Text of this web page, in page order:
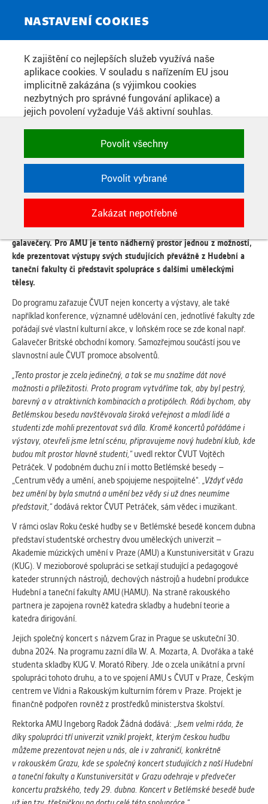
NASTAVENÍ COOKIES
K zajištění co nejlepších služeb využívá naše
aplikace cookies. V souladu s nařízením EU jsou
implicitně zakázána (s výjimkou cookies
nezbytných pro správné fungování aplikace) a
jejich povolení vyžaduje Váš aktivní souhlas.
zakázat, případně vybrat a povolit cookies podle
kategorie. Svoje rozhodnutí můžete samozřejmě
kdykoli změnit.
POTŘEBNÉ
Technické cookies využívané aplikacemi
ČVUT pro uchování jejich nastavení,
vlastností a identifikátorů relace. Jsou
nezbytné pro správné fungování a jsou
vždy aktivní.
ANALYTICKÉ
Slouží pro získávání anonymizovaných
statistických údajů, které nám pomáhají
vylepšovat naše aplikace. Zpravidla jde o
cookies systémů třetích stran, které k
těmto účelům využíváme.
MARKETINGOVÉ
Využívané za účelem zobrazení
správných nabídek a cílení obsahu podle
Vašich preferencí. Zpravidla jde o
cookies systémů třetích stran, které nám
s analýzou uživatelského chování
pomáhají.
OSTATNÍ
Cookies, které aplikace nedokáže zařadit.
Naším cílem je, aby tato kategorie
zůstala prázdná a všechny cookies byly
přiřazeny do některé z kategorií
uvedených výše.
Povolit všechny
Povolit vybrané
Zakázat nepotřebné
ZPRAVODAJSKÝ SERVIS
ČVUT V PRAZE A AMU ZAHÁJILY
SPOLUPRÁCI V RÁMCI
BETLÉMSKÉ BESEDY
15. 4. 2024
České vysoké učení technické v Praze (ČVUT) a Akademie
múzických umění v Praze (AMU) navázaly exkluzivní spolupráci na
poli vědy a umění. ČVUT je vlastníkem kulturního prostoru s
všechny velkorysé sály, které kapli obklopují. Pořádají se zde
promoce, koncerty, výstavy, přednášky, slavnostní akty a
galavečery. Pro AMU je tento nádherný prostor jednou z možností,
kde prezentovat výstupy svých studujících převážně z Hudební a
taneční fakulty či představit spolupráce s dalšími uměleckými
tělesy.
Do programu zařazuje ČVUT nejen koncerty a výstavy, ale také
například konference, významné udělování cen, jednotlivé fakulty zde
pořádají své vlastní kulturní akce, v loňském roce se zde konal např.
Galavečer Britské obchodní komory. Samozřejmou součástí jsou ve
slavnostní aule ČVUT promoce absolventů.
„Tento prostor je zcela jedinečný, a tak se mu snažíme dát nové
možnosti a příležitosti. Proto program vytváříme tak, aby byl pestrý,
barevný a v atraktivních kombinacích a protipólech. Rádi bychom, aby
Betlémskou besedu navštěvovala široká veřejnost a mladí lidé a
studenti zde mohli prezentovat svá díla. Kromě koncertů pořádáme i
výstavy, otevřeli jsme letní scénu, připravujeme nový hudební klub, kde
budou mít prostor hlavně studenti,“uvedl rektor ČVUT Vojtěch
Petráček. V podobném duchu zní i motto Betlémské besedy –
„Centrum vědy a umění, aneb spojujeme nespojitelné“. „Vždyť věda
bez umění by byla smutná a umění bez vědy si už dnes neumíme
představit,“dodává rektor ČVUT Petráček, sám vědec i muzikant.
V rámci oslav Roku české hudby se v Betlémské besedě koncem dubna
představí studentské orchestry dvou uměleckých univerzit –
Akademie múzických umění v Praze (AMU) a Kunstuniversität v Grazu
(KUG). V mezioborové spolupráci se setkají studující a pedagogové
kateder strunných nástrojů, dechových nástrojů a hudební produkce
Hudební a taneční fakulty AMU (HAMU). Na straně rakouského
partnera je zapojena rovněž katedra skladby a hudební teorie a
katedra dirigování.
Jejich společný koncert s názvem Graz in Prague se uskuteční 30.
dubna 2024. Na programu zazní díla W. A. Mozarta, A. Dvořáka a také
studenta skladby KUG V. Morató Ribery. Jde o zcela unikátní a první
spolupráci tohoto druhu, a to ve spojení AMU s ČVUT v Praze, Českým
centrem ve Vídni a Rakouským kulturním fórem v Praze. Projekt je
finančně podpořen rovněž z prostředků ministerstva školství.
Rektorka AMU Ingeborg Radok Žádná dodává: „Jsem velmi ráda, že
díky spolupráci tří univerzit vznikl projekt, kterým českou hudbu
můžeme prezentovat nejen u nás, ale i v zahraničí, konkrétně
v rakouském Grazu, kde se společný koncert studujících z naší Hudební
a taneční fakulty aKunstuniversität v Grazu odehraje v předvečer
koncertu pražského, tedy 29. dubna. Koncert v Betlémské besedě bude